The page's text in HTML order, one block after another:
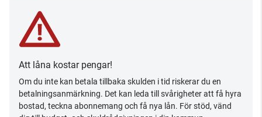
Att låna kostar pengar!
Om du inte kan betala tillbaka skulden i tid riskerar du en
betalningsanmärkning. Det kan leda till svårigheter att få hyra
bostad, teckna abonnemang och få nya lån. För stöd, vänd